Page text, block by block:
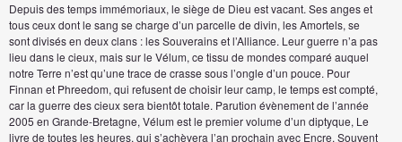
Depuis des temps immémoriaux, le siège de Dieu est vacant. Ses anges et
tous ceux dont le sang se charge d’un parcelle de divin, les Amortels, se
sont divisés en deux clans : les Souverains et l’Alliance. Leur guerre n’a pas
lieu dans le cieux, mais sur le Vélum, ce tissu de mondes comparé auquel
notre Terre n’est qu’une trace de crasse sous l’ongle d’un pouce. Pour
Finnan et Phreedom, qui refusent de choisir leur camp, le temps est compté,
car la guerre des cieux sera bientôt totale. Parution évènement de l’année
2005 en Grande-Bretagne, Vélum est le premier volume d’un diptyque, Le
livre de toutes les heures, qui s’achèvera l’an prochain avec Encre. Souvent